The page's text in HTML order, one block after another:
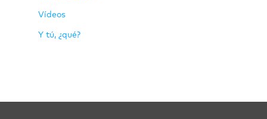
Vídeos
Y tú, ¿qué?